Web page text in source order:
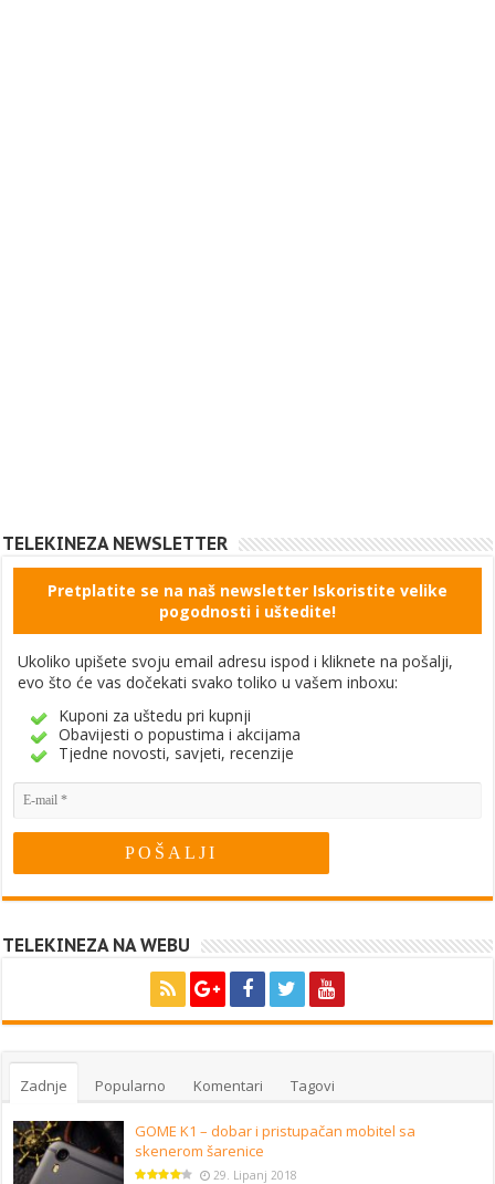
TELEKINEZA NEWSLETTER
Pretplatite se na naš newsletter Iskoristite velike
pogodnosti i uštedite!
Ukoliko upišete svoju email adresu ispod i kliknete na pošalji,
evo što će vas dočekati svako toliko u vašem inboxu:
Kuponi za uštedu pri kupnji
Obavijesti o popustima i akcijama
Tjedne novosti, savjeti, recenzije
TELEKINEZA NA WEBU
Zadnje Popularno Komentari Tagovi
GOME K1 – dobar i pristupačan mobitel sa
skenerom šarenice
29. Lipanj 2018